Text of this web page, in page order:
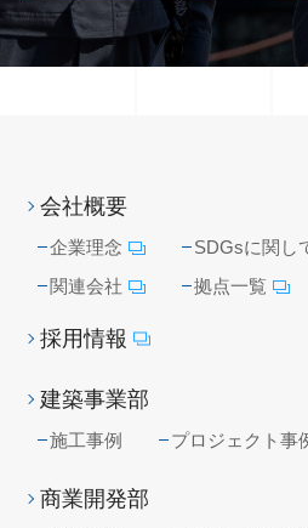
会社概要
企業理念
SDGsに関し
関連会社
拠点一覧
採用情報
建築事業部
施工事例 プロジェクト事
商業開発部